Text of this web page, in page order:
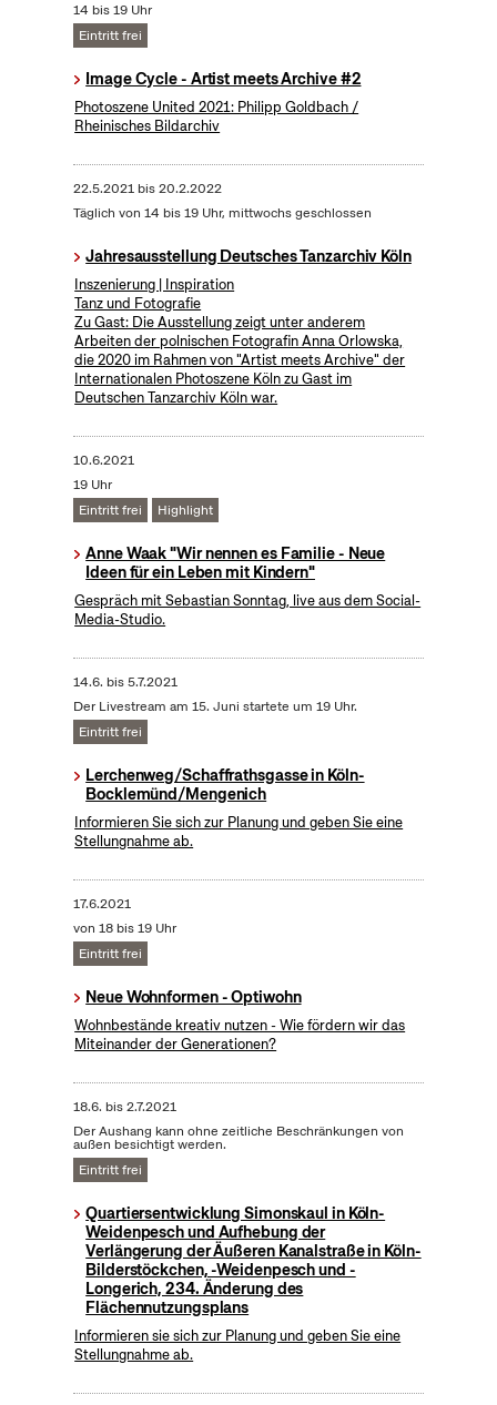
14 bis 19 Uhr
Eintritt frei
Image Cycle - Artist meets Archive #2
Photoszene United 2021: Philipp Goldbach /
Rheinisches Bildarchiv
22.5.2021bis20.2.2022
Täglich von 14 bis 19 Uhr, mittwochs geschlossen
Jahresausstellung Deutsches Tanzarchiv Köln
Inszenierung | Inspiration
Tanz und Fotografie
Zu Gast: Die Ausstellung zeigt unter anderem
Arbeiten der polnischen Fotografin Anna Orlowska,
die 2020 im Rahmen von "Artist meets Archive" der
Internationalen Photoszene Köln zu Gast im
Deutschen Tanzarchiv Köln war.
10.6.2021
19 Uhr
Eintritt frei
Highlight
Anne Waak "Wir nennen es Familie - Neue
Ideen für ein Leben mit Kindern"
Gespräch mit Sebastian Sonntag, live aus dem Social-
Media-Studio.
14.6. bis5.7.2021
Der Livestream am 15. Juni startete um 19 Uhr.
Eintritt frei
Lerchenweg/Schaffrathsgasse in Köln-
Bocklemünd/Mengenich
Informieren Sie sich zur Planung und geben Sie eine
Stellungnahme ab.
17.6.2021
von 18 bis 19 Uhr
Eintritt frei
Neue Wohnformen - Optiwohn
Wohnbestände kreativ nutzen - Wie fördern wir das
Miteinander der Generationen?
18.6. bis2.7.2021
Der Aushang kann ohne zeitliche Beschränkungen von
außen besichtigt werden.
Eintritt frei
Quartiersentwicklung Simonskaul in Köln-
Weidenpesch und Aufhebung der
Verlängerung der Äußeren Kanalstraße in Köln-
Bilderstöckchen, -Weidenpesch und -
Longerich, 234. Änderung des
Flächennutzungsplans
Informieren sie sich zur Planung und geben Sie eine
Stellungnahme ab.